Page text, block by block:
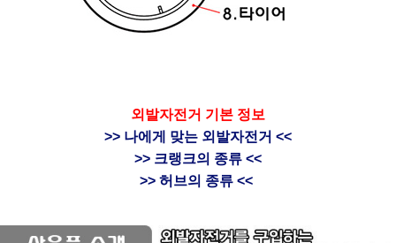
외발자전거 기본 정보
>> 나에게 맞는 외발자전거 <<
>> 크랭크의 종류 <<
>> 허브의 종류 <<